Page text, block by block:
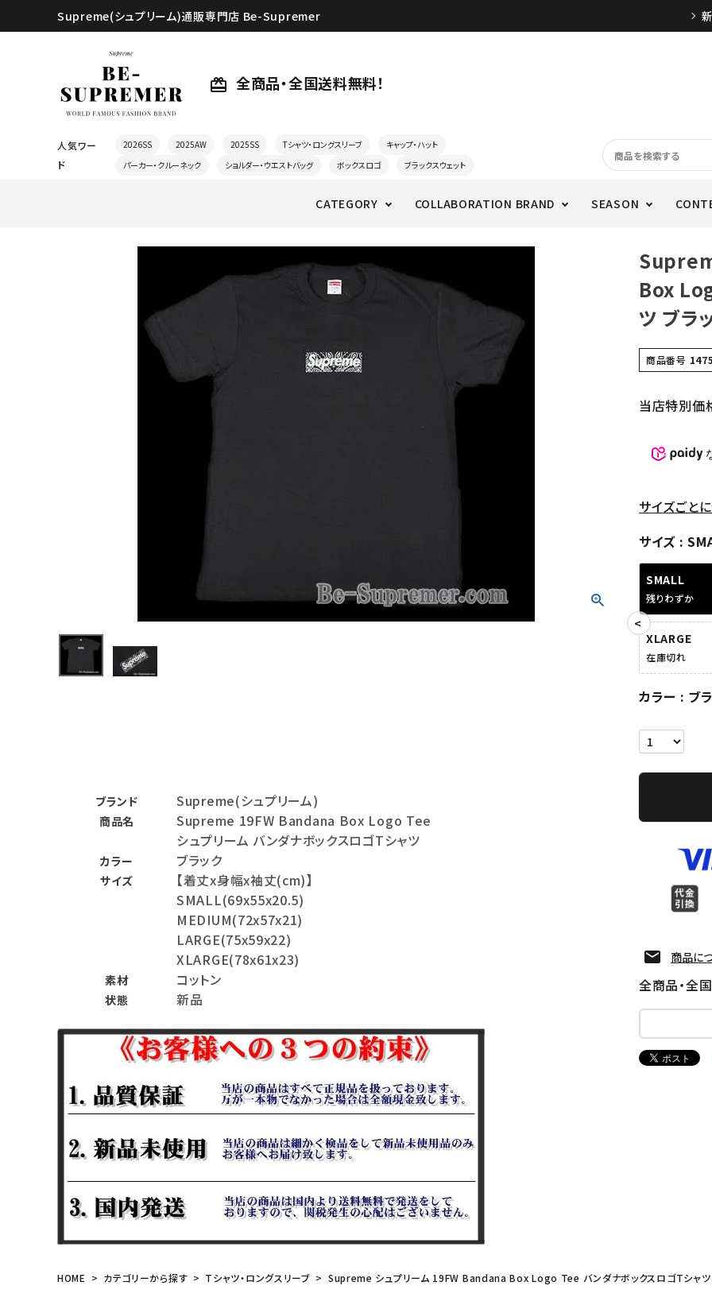
Supreme(シュプリーム)通販専門店 Be-Supremer
card_giftcard 全商品・全国送料無料！
人気ワー
ド
2026SS 2025AW 2025SS Tシャツ・ロングスリーブ
キャップ・ハット
パーカー・クルーネック
ショルダー・ウエストバッグ ボックスロゴ ブラックスウェット
CATEGORY COLLABORATION BRAND SEASON
ジャケット・アウター
キャップ・ハット
スニーカー・ブーツ
ACCOUNT MENU
ログイン person 会員登録
Follow us
ブランド Supreme(シュプリーム)
商品名
Supreme 19FW Bandana Box Logo Tee
シュプリーム バンダナボックスロゴTシャツ
カラー ブラック
サイズ
【着丈x身幅x袖丈(cm)】
SMALL(69x55x20.5)
MEDIUM(72x57x21)
LARGE(75x59x22)
XLARGE(78x61x23)
素材 コットン
状態 新品
Box
ツ ブラ
商品番号
当店特別価
サイズごと
サイズ
SMALL
残りわずか
XLARGE
在庫切れ
カラー ブ
商品に
全商品・全
HOME カテゴリーから探す Tシャツ・ロングスリーブ Supreme シュプリーム 19FW Bandana Box Logo Tee バンダナボックスロゴTシャツ